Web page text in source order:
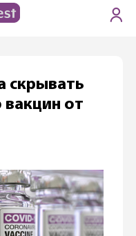
скрывать
от